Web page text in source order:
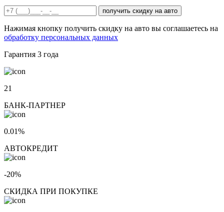
получить скидку на авто
Нажимая кнопку получить скидку на авто вы соглашаетесь на
обработку персональных данных
Гарантия 3 года
21
БАНК-ПАРТНЕР
0.01%
АВТОКРЕДИТ
-20%
СКИДКА ПРИ ПОКУПКЕ